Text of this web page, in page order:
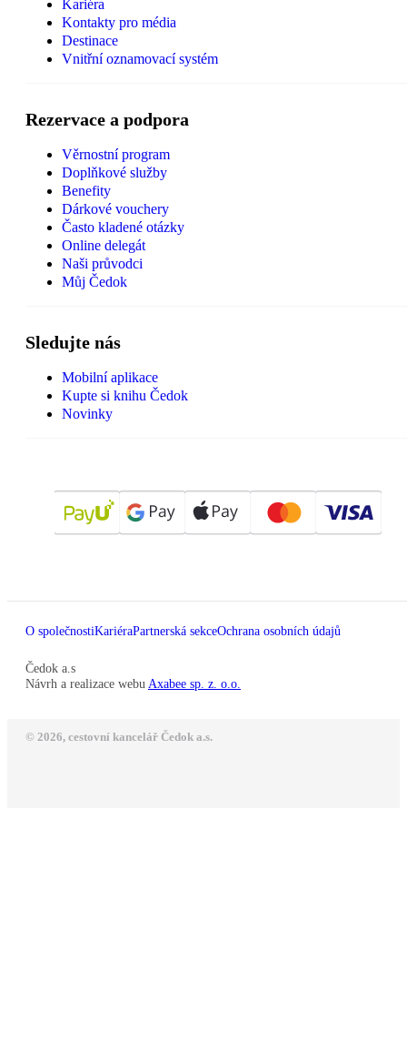
Kariéra
Kontakty pro média
Destinace
Vnitřní oznamovací systém
Rezervace a podpora
Věrnostní program
Doplňkové služby
Benefity
Dárkové vouchery
Často kladené otázky
Online delegát
Naši průvodci
Můj Čedok
Sledujte nás
Mobilní aplikace
Kupte si knihu Čedok
Novinky
O společnostiKariéraPartnerská sekceOchrana osobních údajů
Čedok a.s
Návrh a realizace webu Axabee sp. z. o.o.
© 2026, cestovní kancelář Čedok a.s.